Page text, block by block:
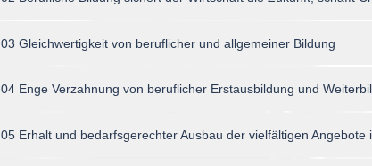
03 Gleichwertigkeit von beruflicher und allgemeiner Bildung
04 Enge Verzahnung von beruflicher Erstausbildung und
05 Erhalt und bedarfsgerechter Ausbau der vielfältigen Angebote